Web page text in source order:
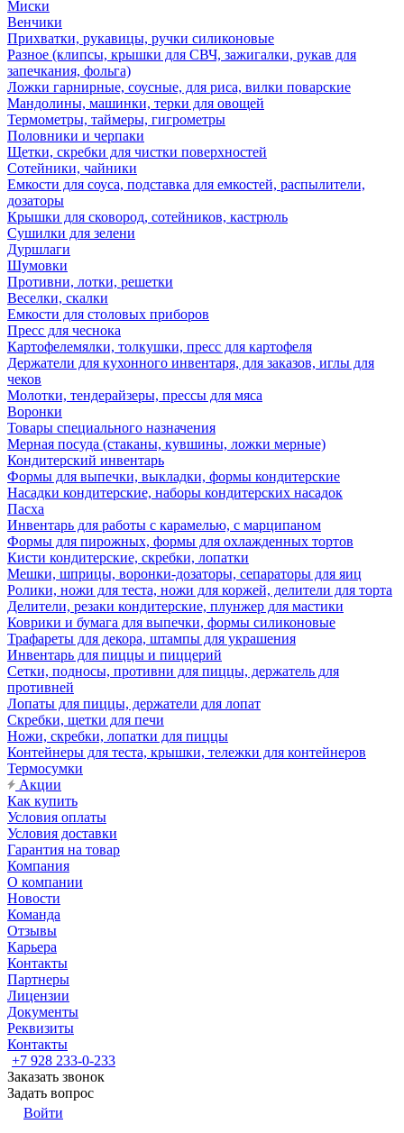
Миски
Венчики
Прихватки, рукавицы, ручки силиконовые
Разное (клипсы, крышки для СВЧ, зажигалки, рукав для
запечкания, фольга)
Ложки гарнирные, соусные, для риса, вилки поварские
Мандолины, машинки, терки для овощей
Термометры, таймеры, гигрометры
Половники и черпаки
Щетки, скребки для чистки поверхностей
Сотейники, чайники
Емкости для соуса, подставка для емкостей, распылители,
дозаторы
Крышки для сковород, сотейников, кастрюль
Сушилки для зелени
Дуршлаги
Шумовки
Противни, лотки, решетки
Веселки, скалки
Емкости для столовых приборов
Пресс для чеснока
Картофелемялки, толкушки, пресс для картофеля
Держатели для кухонного инвентаря, для заказов, иглы для
чеков
Молотки, тендерайзеры, прессы для мяса
Воронки
Товары специального назначения
Мерная посуда (стаканы, кувшины, ложки мерные)
Кондитерский инвентарь
Формы для выпечки, выкладки, формы кондитерские
Насадки кондитерские, наборы кондитерских насадок
Пасха
Инвентарь для работы с карамелью, с марципаном
Формы для пирожных, формы для охлажденных тортов
Кисти кондитерские, скребки, лопатки
Мешки, шприцы, воронки-дозаторы, сепараторы для яиц
Ролики, ножи для теста, ножи для коржей, делители для торта
Делители, резаки кондитерские, плунжер для мастики
Коврики и бумага для выпечки, формы силиконовые
Трафареты для декора, штампы для украшения
Инвентарь для пиццы и пиццерий
Сетки, подносы, противни для пиццы, держатель для
противней
Лопаты для пиццы, держатели для лопат
Скребки, щетки для печи
Ножи, скребки, лопатки для пиццы
Контейнеры для теста, крышки, тележки для контейнеров
Термосумки
Акции
Как купить
Условия оплаты
Условия доставки
Гарантия на товар
Компания
О компании
Новости
Команда
Отзывы
Карьера
Контакты
Партнеры
Лицензии
Документы
Реквизиты
Контакты
+7 928 233-0-233
Заказать звонок
Задать вопрос
Войти